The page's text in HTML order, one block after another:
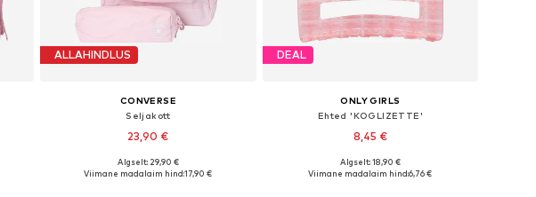
ALLAHINDLUS
CONVERSE
Seljakott
23,90 €
Saadaolevad suurused: One Size
Algselt: 29,90 €
Viimane madalaim hind:17,90 €
DEAL
ONLY GIRLS
Ehted 'KOGLIZETTE'
8,45 €
Saadaolevad suurused: One Size
Algselt: 18,90 €
Viimane madalaim hind:6,76 €